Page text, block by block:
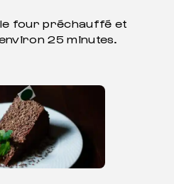
le four préchauffé et
25 minutes.